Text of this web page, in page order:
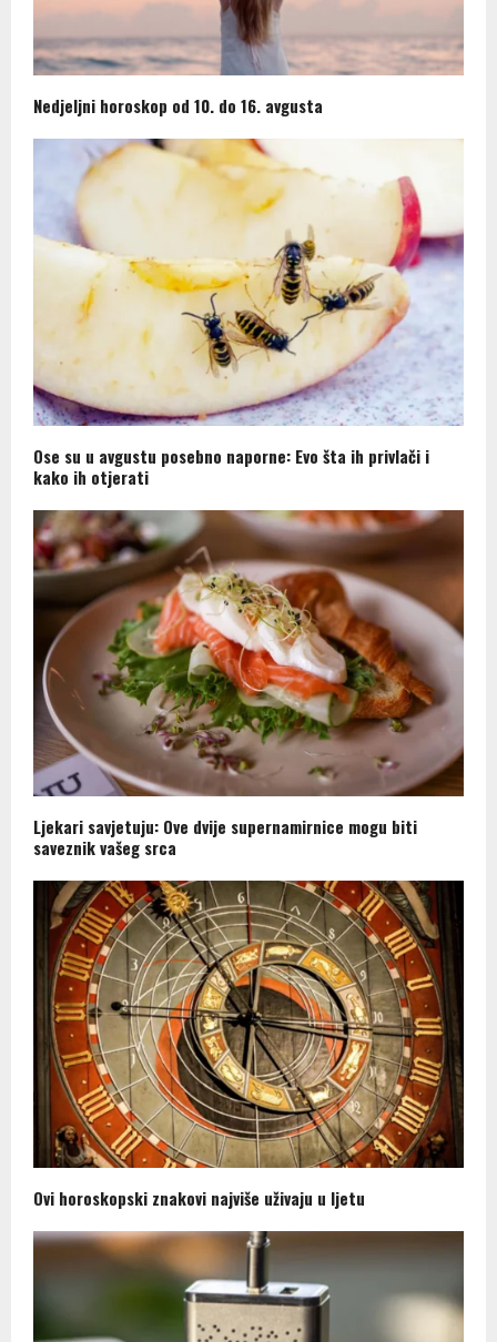
Nedjeljni horoskop od 10. do 16. avgusta
Ose su u avgustu posebno naporne: Evo šta ih privlači i
kako ih otjerati
Ljekari savjetuju: Ove dvije supernamirnice mogu biti
saveznik vašeg srca
Ovi horoskopski znakovi najviše uživaju u ljetu